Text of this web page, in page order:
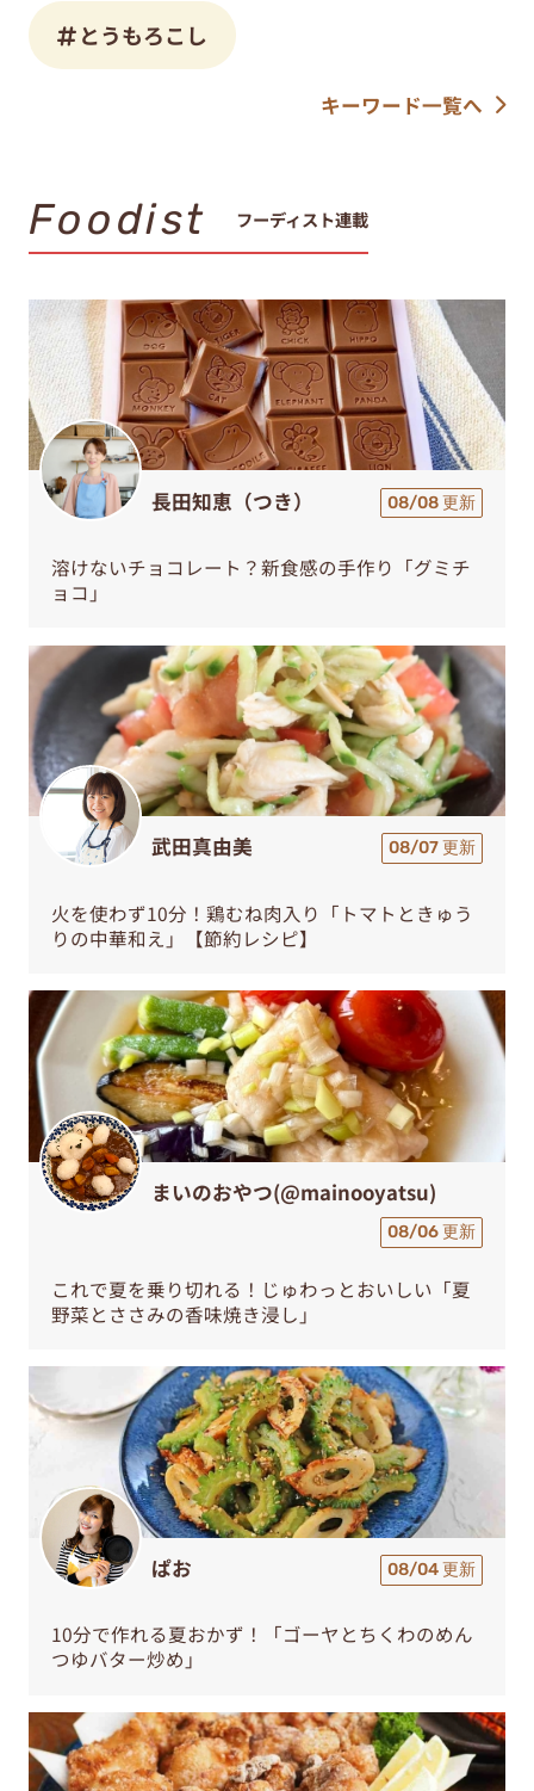
とうもろこし
キーワード一覧へ
Foodist フーディスト連載
長田知恵（つき） 08/08 更新
溶けないチョコレート？新食感の手作り「グミチ
ョコ」
武田真由美 08/07 更新
火を使わず10分！鶏むね肉入り「トマトときゅう
りの中華和え」【節約レシピ】
まいのおやつ(@mainooyatsu)
08/06 更新
これで夏を乗り切れる！じゅわっとおいしい「夏
野菜とささみの香味焼き浸し」
ぱお 08/04 更新
10分で作れる夏おかず！「ゴーヤとちくわのめん
つゆバター炒め」